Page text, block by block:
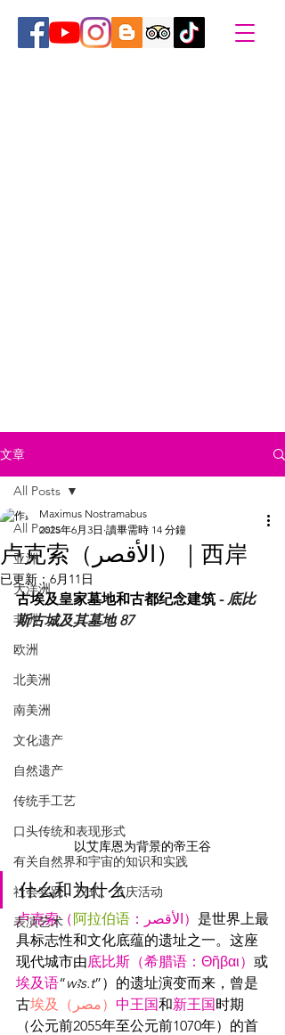
文章
All Posts
亚洲
大洋洲
非洲
欧洲
北美洲
南美洲
文化遗产
自然遗产
传统手工艺
口头传统和表现形式
有关自然界和宇宙的知识和实践
社会实践、仪式、节庆活动
表演艺术
All Posts
卢克索（الأقصر）｜西岸
Maximus Nostramabus
2025年6月3日 讀畢需時 14 分鐘
已更新：6月11日
古埃及皇家墓地和古都纪念建筑 - 底比
斯古城及其墓地 87
以艾库恩为背景的帝王谷
什么和为什么
卢克索（阿拉伯语 ：الأقصر） 是世界上最
具标志性和文化底蕴的遗址之一。这座
现代城市由底比斯（希腊语：Θῆβαι） 或
埃及语“wꜣs.t”）的遗址演变而来，曾是
古
埃及（مصر） 中王国和新王国时期
（公元前2055年至公元前1070年）的首